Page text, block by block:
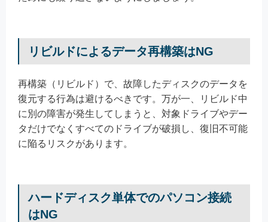
リビルドによるデータ再構築はNG
再構築（リビルド）で、故障したディスクのデータを
復元する行為は避けるべきです。万が一、リビルド中
に別の障害が発生してしまうと、対象ドライブやデー
タだけでなくすべてのドライブが破損し、復旧不可能
に陥るリスクがあります。
ハードディスク単体でのパソコン接続
はNG